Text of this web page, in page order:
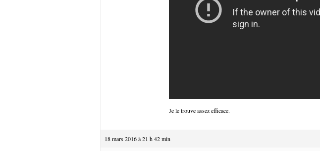
Je le trouve assez efficace.
18 mars 2016 à 21 h 42 min